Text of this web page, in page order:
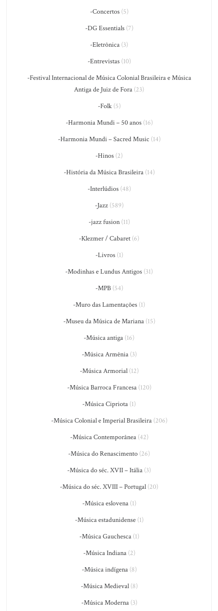
-Concertos(5)
-DG Essentials(7)
-Eletrônica (3)
-Entrevistas(10)
-Festival Internacional de Música Colonial Brasileira e Música
Antiga de Juiz de Fora (23)
-Folk(5)
-Harmonia Mundi – 50 anos(16)
-Harmonia Mundi – Sacred Music (14)
-Hinos (2)
-História da Música Brasileira(14)
-Interlúdios(48)
-Jazz(589)
-jazz fusion(11)
-Klezmer / Cabaret (6)
-Livros(1)
-Modinhas e Lundus Antigos (31)
-MPB(54)
-Muro das Lamentações (1)
-Museu da Música de Mariana(15)
-Música antiga (16)
-Música Armênia(3)
-Música Armorial(12)
-Música Barroca Francesa(120)
-Música Cipriota (1)
-Música Colonial e Imperial Brasileira(206)
-Música Contemporânea(42)
-Música do Renascimento (26)
-Música do séc. XVII – Itália (3)
-Música do séc. XVIII – Portugal (20)
-Música eslovena(1)
-Música estadunidense(1)
-Música Gauchesca(1)
-Música Indiana(2)
-Música indígena(8)
-Música Medieval(8)
-Música Moderna(3)